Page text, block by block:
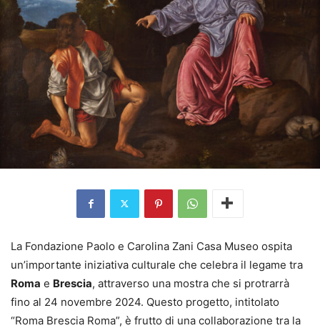
La Fondazione Paolo e Carolina Zani Casa Museo ospita
un’importante iniziativa culturale che celebra il legame tra
Roma e Brescia, attraverso una mostra che si protrarrà
fino al 24 novembre 2024. Questo progetto, intitolato
“Roma Brescia Roma”, è frutto di una collaborazione tra la